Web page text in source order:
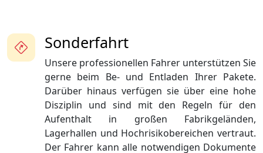
Sonderfahrt
Unsere professionellen Fahrer unterstützen Sie
gerne beim Be- und Entladen Ihrer Pakete.
Darüber hinaus verfügen sie über eine hohe
Disziplin und sind mit den Regeln für den
Aufenthalt in großen Fabrikgeländen,
Lagerhallen und Hochrisikobereichen vertraut.
Der Fahrer kann alle notwendigen Dokumente